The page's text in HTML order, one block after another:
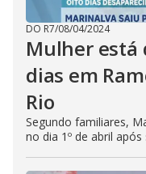
DO R7/08/04/2024
Mulher está
dias em
Rio
Segundo familiares,
no dia 1º de abril